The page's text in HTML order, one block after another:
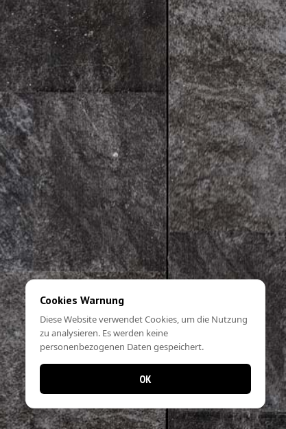
Cookies Warnung
Diese Website verwendet Cookies, um die Nutzung
zu analysieren. Es werden keine
personenbezogenen Daten gespeichert.
OK